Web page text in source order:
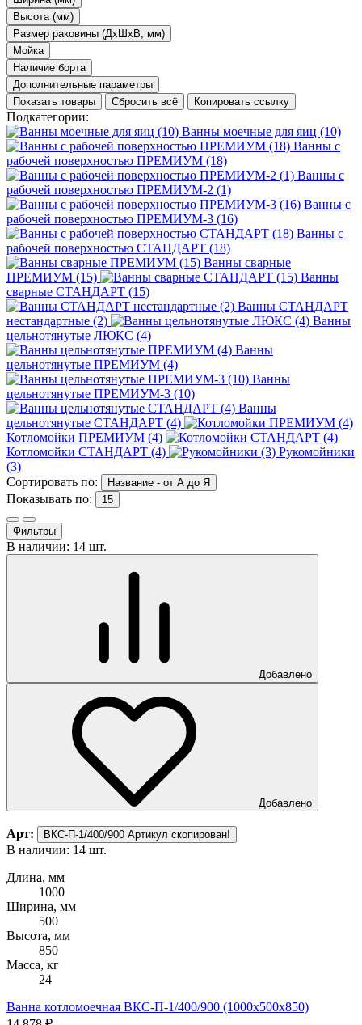
Высота (мм)
Размер раковины (ДхШхВ, мм)
Мойка
Наличие борта
Дополнительные параметры
Показать товары
Сбросить всё Копировать ссылку
Подкатегории:
Ванны моечные для яиц (10)
Ванны с
рабочей поверхностью ПРЕМИУМ (18)
Ванны с
рабочей поверхностью ПРЕМИУМ-2 (1)
Ванны с
рабочей поверхностью ПРЕМИУМ-3 (16)
Ванны с
рабочей поверхностью СТАНДАРТ (18)
Ванны сварные
ПРЕМИУМ (15)
Ванны
сварные СТАНДАРТ (15)
Ванны СТАНДАРТ
нестандартные (2)
Ванны
цельнотянутые ЛЮКС (4)
Ванны
цельнотянутые ПРЕМИУМ (4)
Ванны
цельнотянутые ПРЕМИУМ-3 (10)
Ванны
цельнотянутые СТАНДАРТ (4)
Котломойки ПРЕМИУМ (4)
Котломойки СТАНДАРТ (4)
Рукомойники
(3)
Сортировать по:
Название - от А до Я
Показывать по: 15
Фильтры
В наличии: 14 шт.
Добавлено
Добавлено
Арт: ВКС-П-1/400/900 Артикул скопирован!
В наличии: 14 шт.
Длина, мм
1000
Ширина, мм
500
Высота, мм
850
Масса, кг
24
Ванна котломоечная ВКС-П-1/400/900 (1000х500х850)